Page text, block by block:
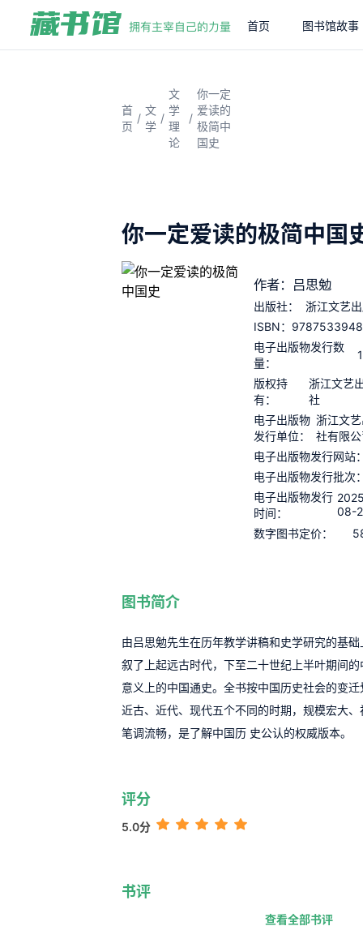
首页 图书馆故事
首
页
/
文
学
/
文
学
理
论
/
你一定
爱读的
极简中
国史
你一定爱读的极简中国
作者：吕思勉
出版社：
浙江文艺
ISBN：
电子出版物发行数
量：
版权持
有：
浙江文艺
社
电子出版物
发行单位：
浙江文
社有限
电子出版物发行网站
电子出版物发行批次
电子出版物发行
时间：
08-
数字图书定价：
图书简介
由吕思勉先生在历年教学讲稿和史学研究的基
叙了上起远古时代，下至二十世纪上半叶期间
意义上的中国通史。全书按中国历史社会的变
近古、近代、现代五个不同的时期，规模宏大
笔调流畅，是了解中国历 史公认的权威版本。
评分
5.0分
书评
查看全部书评